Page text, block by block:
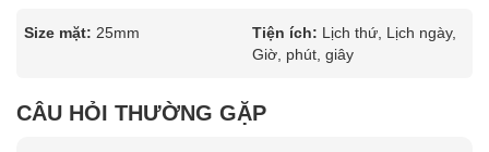
Size mặt: 25mm Tiện ích: Lịch thứ, Lịch ngày,
Giờ, phút, giây
CÂU HỎI THƯỜNG GẶP